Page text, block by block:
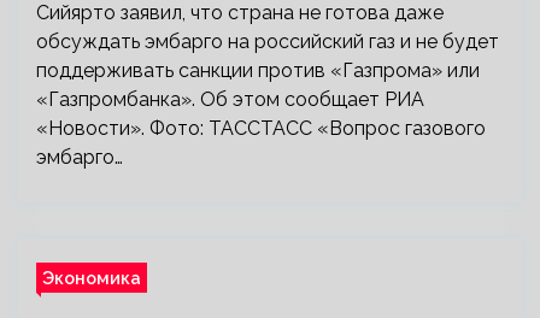
Сийярто заявил, что страна не готова даже
обсуждать эмбарго на российский газ и не будет
поддерживать санкции против «Газпрома» или
«Газпромбанка». Об этом сообщает РИА
«Новости». Фото: ТАССТАСС «Вопрос газового
эмбарго…
Экономика